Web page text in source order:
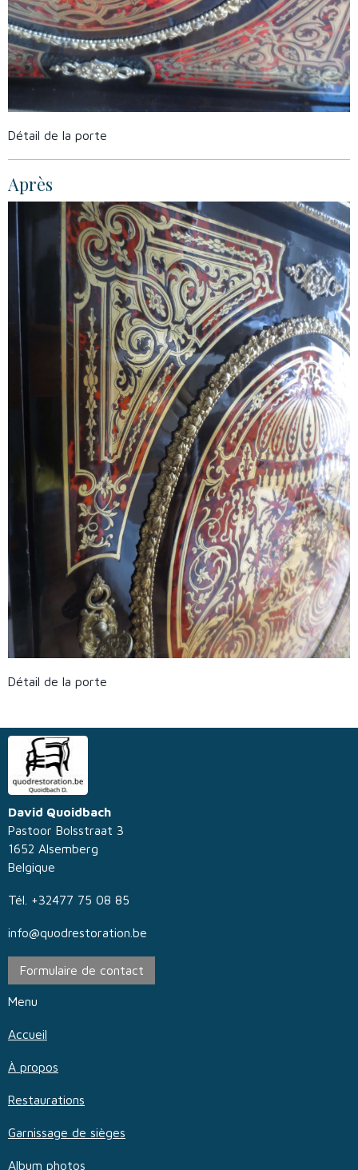
Détail de la porte
Après
Détail de la porte
David Quoidbach
Pastoor Bolsstraat 3
1652 Alsemberg
Belgique
Tél. +32477 75 08 85
info@quodrestoration.be
Formulaire de contact
Menu
Accueil
À propos
Restaurations
Garnissage de sièges
Album photos